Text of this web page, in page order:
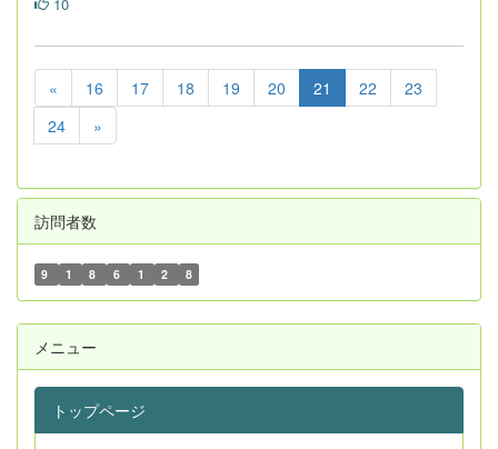
« 16 17 18 19 20 21 22
23
24
»
訪問者数
9 1 8 6 1 2 8
メニュー
トップページ